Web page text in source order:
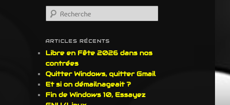
e
h
r
c
h
e
ARTICLES RÉCENTS
Libre en Fête 2026 dans nos
contrées
Quitter Windows, quitter Gmail
Et si on démailnageait ?
Fin de Windows 10, Essayez